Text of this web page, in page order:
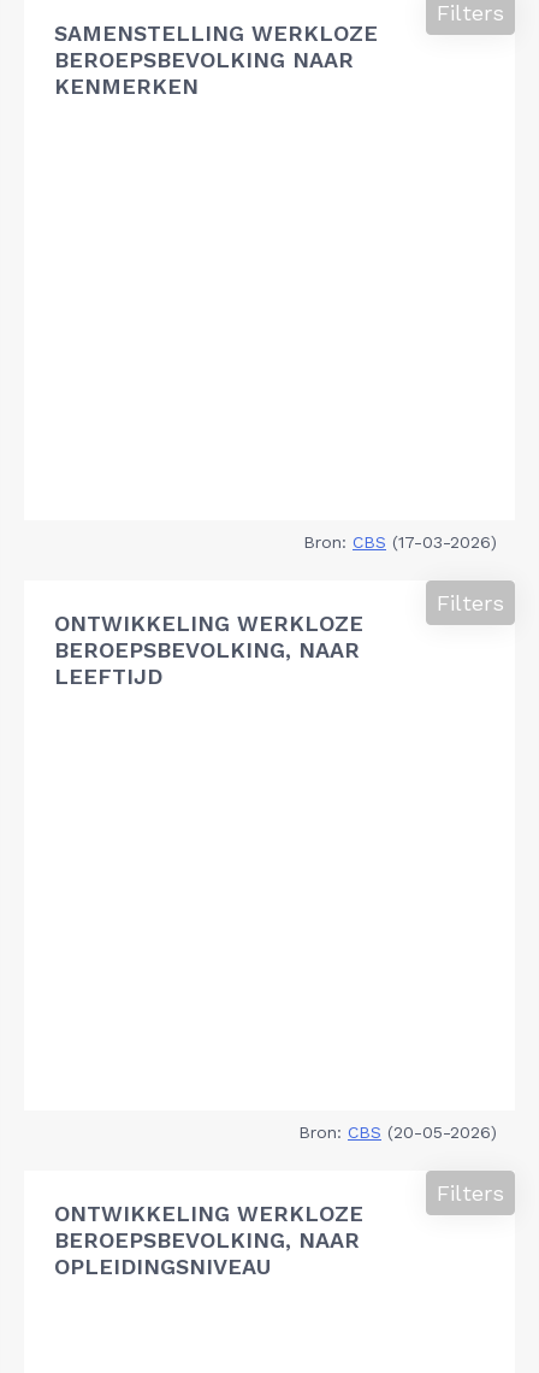
SAMENSTELLING WERKLOZE
BEROEPSBEVOLKING NAAR
KENMERKEN
Filters
Bron: CBS (17-03-2026)
ONTWIKKELING WERKLOZE
BEROEPSBEVOLKING, NAAR
LEEFTIJD
Filters
Bron: CBS (20-05-2026)
ONTWIKKELING WERKLOZE
BEROEPSBEVOLKING, NAAR
OPLEIDINGSNIVEAU
Filters